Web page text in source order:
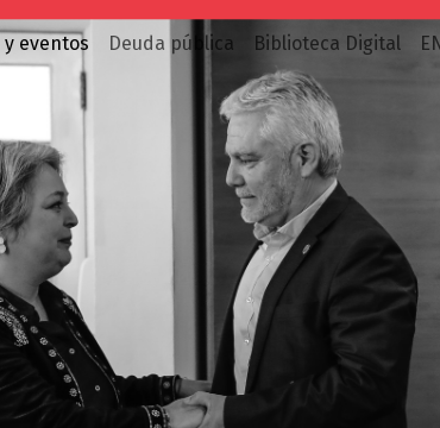
y eventos Deuda pública Biblioteca Digital